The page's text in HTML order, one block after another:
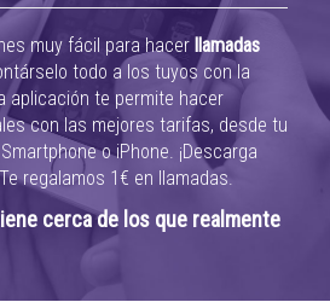
muy fácil para hacer llamadas
todo a los tuyos con la
aplicación te permite hacer
con las mejores tarifas, desde tu
o iPhone. ¡Descarga
regalamos 1€ en llamadas.
cerca de los que realmente